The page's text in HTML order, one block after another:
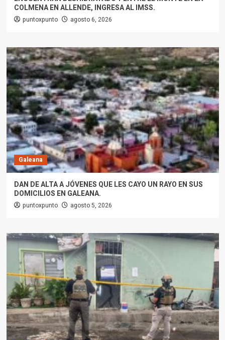
COLMENA EN ALLENDE, INGRESA AL IMSS.
puntoxpunto agosto 6, 2026
Galeana
DAN DE ALTA A JÓVENES QUE LES CAYO UN RAYO EN SUS
DOMICILIOS EN GALEANA.
puntoxpunto agosto 5, 2026